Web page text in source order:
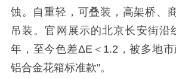
蚀。自重轻，可叠装，高架桥、
吊装。官网展示的北京长安街沿
年，至今色差ΔE＜1.2，被多地
铝合金花箱标准款"。